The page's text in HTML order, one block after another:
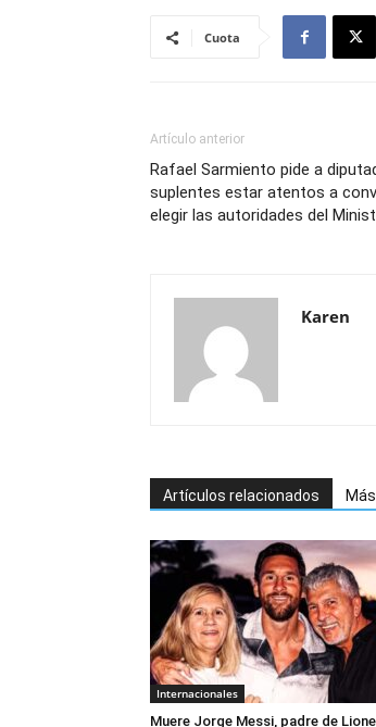
Cuota
Artículo anterior
Rafael Sarmiento pide a
suplentes estar atentos a
elegir las autoridades del
Karen
Artículos relacionados
Internacionales
Muere Jorge Messi, padre de Lionel